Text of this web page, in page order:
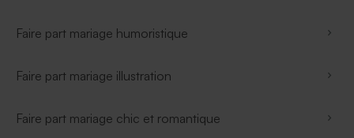
Faire part mariage humoristique
Faire part mariage illustration
Faire part mariage chic et romantique